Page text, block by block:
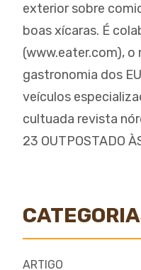
exterior sobre
boas xícaras. É
(www.eater.com), o
gastronomia dos
veículos
cultuada revista
23 OUTPOSTADO
ARTIGO